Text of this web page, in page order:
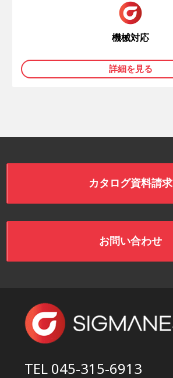
機械対応
詳細を見る
カタログ資料請求
お問い合わせ
TEL 045-315-6913